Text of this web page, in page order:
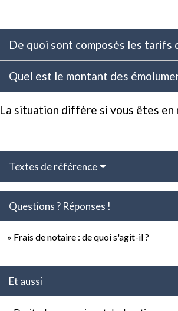
De quoi sont composés les tarifs
Quel est le montant des
La situation diffère si vous êtes en
Textes de référence
Questions ? Réponses !
Frais de notaire : de quoi s'agit-il ?
Et aussi